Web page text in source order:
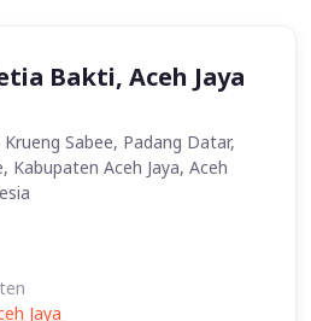
Bakti, Aceh Jaya
Sabee, Padang Datar,
Kabupaten Aceh Jaya, Aceh
Jaya